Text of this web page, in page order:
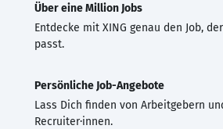
Über eine Million Jobs
Entdecke mit XING genau den Job,
passt.
Persönliche Job-Angebote
Lass Dich finden von Arbeitgebern
Recruiter·innen.